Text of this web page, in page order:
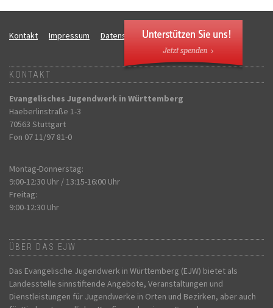
Kontakt Impressum Datenschutz SW:live DB:live V:
KONTAKT
Evangelisches Jugendwerk in Württemberg
Haeberlinstraße 1-3
70563 Stuttgart
Fon 07 11/97 81-0
Montag-Donnerstag:
9:00-12:30 Uhr / 13:15-16:00 Uhr
Freitag:
9:00-12:30 Uhr
ÜBER DAS EJW
Das Evangelische Jugendwerk in Württemberg (EJW) bietet als
Landesstelle sinnstiftende Angebote, Veranstaltungen und
Dienstleistungen für Jugendwerke in Orten und Bezirken, aber auch